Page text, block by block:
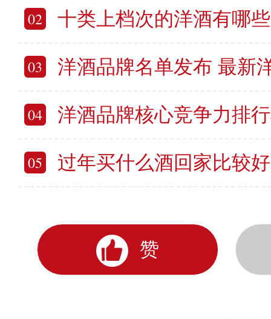
02 十类上档次的洋酒有哪些 世
03 洋酒品牌名单发布 最新
04 洋酒品牌核心竞争力排行榜 10个
05 过年买什么酒回家比较好 春节送
赞